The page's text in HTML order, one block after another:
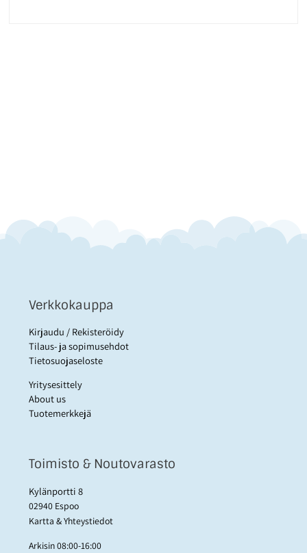
Verkkokauppa
Kirjaudu / Rekisteröidy
Tilaus- ja sopimusehdot
Tietosuojaseloste
Yritysesittely
About us
Tuotemerkkejä
Toimisto & Noutovarasto
Kylänportti 8
02940 Espoo
Kartta & Yhteystiedot
Arkisin 08:00-16:00